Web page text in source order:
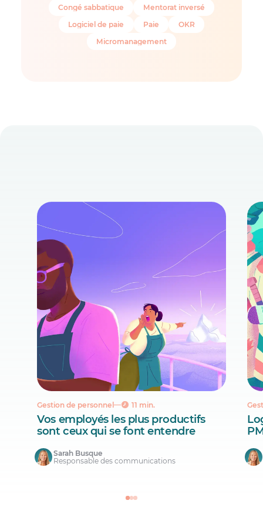
Congé sabbatique
Mentorat inversé
Logiciel de paie
Paie
OKR
Micromanagement
Gestion de personnel 11 min.
Vos employés les plus productifs
sont ceux qui se font entendre
Sarah Busque
Responsable des communications